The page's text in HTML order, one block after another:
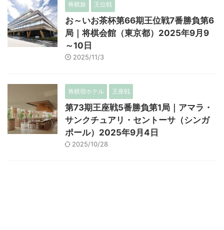
将棋旅 王位戦
お～いお茶杯第66期王位戦7番勝負第6
局｜将棋会館（東京都）2025年9月9
～10日
2025/11/3
将棋宿ホテル 王座戦
第73期王座戦5番勝負第1局｜アマラ・
サンクチュアリ・セントーサ（シンガ
ポール）2025年9月4日
2025/10/28